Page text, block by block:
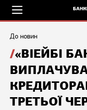
До новин
«ВІЕЙБІ
ТРЕТЬОЇ